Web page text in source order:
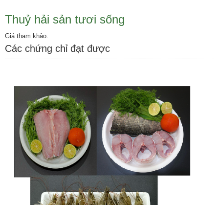
Thuỷ hải sản tươi sống
Giá tham khảo:
Các chứng chỉ đạt được